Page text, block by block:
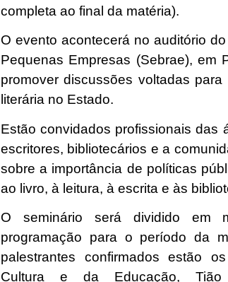
completa ao final da matéria).
O evento acontecerá no auditório
Pequenas Empresas (Sebrae), em
promover discussões voltadas
literária no Estado.
Estão convidados profissionais das
escritores, bibliotecários e a
sobre a importância de políticas
ao livro, à leitura, à escrita e às
O seminário será dividido em
programação para o período da
palestrantes confirmados estão
Cultura e da Educação,